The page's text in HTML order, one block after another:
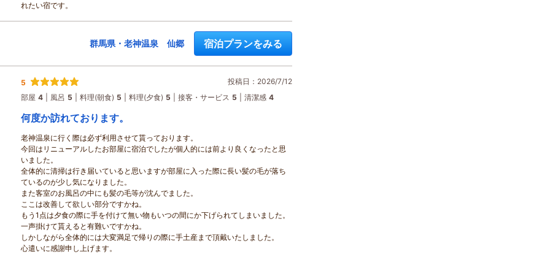
れたい宿です。
群馬県・老神温泉 仙郷 宿泊プランをみる
5
投稿日：2026/7/12
部屋 4 風呂 5 料理(朝食) 5 料理(夕食) 5 接客・サービス 5 清潔感 4
何度か訪れております。
老神温泉に行く際は必ず利用させて貰っております。
今回はリニューアルしたお部屋に宿泊でしたが個人的には前より良くなったと思
いました。
全体的に清掃は行き届いていると思いますが部屋に入った際に長い髪の毛が落ち
ているのが少し気になりました。
また客室のお風呂の中にも髪の毛等が沈んでました。
ここは改善して欲しい部分ですかね。
もう1点は夕食の際に手を付けて無い物もいつの間にか下げられてしまいました。
一声掛けて貰えると有難いですかね。
しかしながら全体的には大変満足で帰りの際に手土産まで頂戴いたしました。
心遣いに感謝申し上げます。